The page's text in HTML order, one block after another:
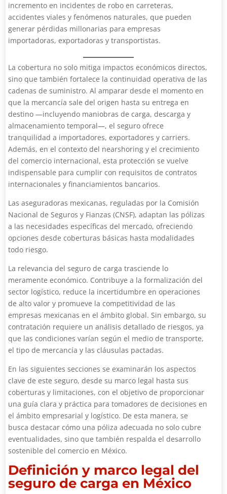
incremento en incidentes de robo en carreteras,
accidentes viales y fenómenos naturales, que pueden
generar pérdidas millonarias para empresas
importadoras, exportadoras y transportistas.
La cobertura no solo mitiga impactos económicos directos,
sino que también fortalece la continuidad operativa de las
cadenas de suministro. Al amparar desde el momento en
que la mercancía sale del origen hasta su entrega en
destino —incluyendo maniobras de carga, descarga y
almacenamiento temporal—, el seguro ofrece
tranquilidad a importadores, exportadores y carriers.
Además, en el contexto del nearshoring y el crecimiento
del comercio internacional, esta protección se vuelve
indispensable para cumplir con requisitos de contratos
internacionales y financiamientos bancarios.
Las aseguradoras mexicanas, reguladas por la Comisión
Nacional de Seguros y Fianzas (CNSF), adaptan las pólizas
a las necesidades específicas del mercado, ofreciendo
opciones desde coberturas básicas hasta modalidades
todo riesgo.
La relevancia del seguro de carga trasciende lo
meramente económico. Contribuye a la formalización del
sector logístico, reduce la incertidumbre en operaciones
de alto valor y promueve la competitividad de las
empresas mexicanas en el ámbito global. Sin embargo, su
contratación requiere un análisis detallado de riesgos, ya
que las condiciones varían según el medio de transporte,
el tipo de mercancía y las cláusulas pactadas.
En las siguientes secciones se examinarán los aspectos
clave de este seguro, desde su marco legal hasta sus
coberturas y limitaciones, con el objetivo de proporcionar
una guía clara y práctica para tomadores de decisiones en
el ámbito empresarial y logístico. De esta manera, se
busca destacar cómo una póliza adecuada no solo cubre
eventualidades, sino que también respalda el desarrollo
sostenible del comercio en México.
Definición y marco legal del
seguro de carga en México